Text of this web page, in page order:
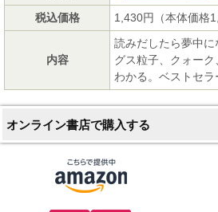
税込価格
1,430円（本体価格
内容
読みだしたら夢中
グス粒子、クォー
わかる。ベストセラ
オンライン書店で購入する